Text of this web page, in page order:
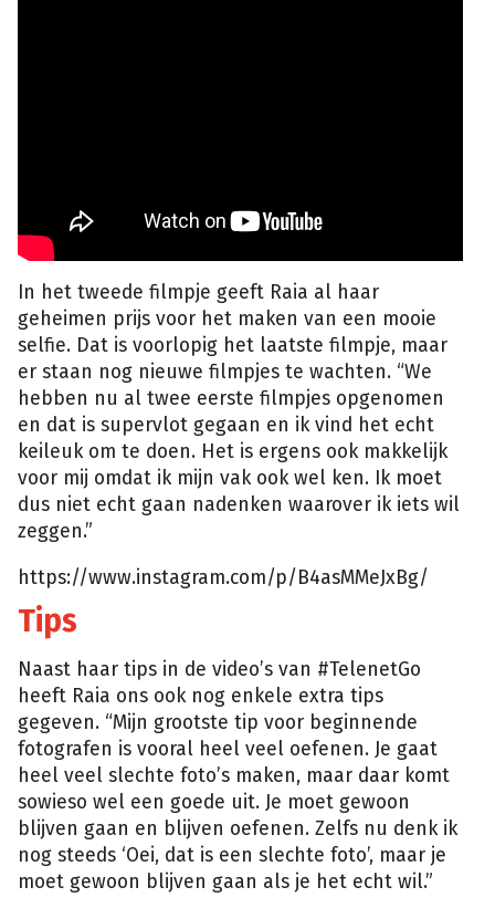
In het tweede filmpje geeft Raia al haar
geheimen prijs voor het maken van een mooie
selfie. Dat is voorlopig het laatste filmpje, maar
er staan nog nieuwe filmpjes te wachten. “We
hebben nu al twee eerste filmpjes opgenomen
en dat is supervlot gegaan en ik vind het echt
keileuk om te doen. Het is ergens ook makkelijk
voor mij omdat ik mijn vak ook wel ken. Ik moet
dus niet echt gaan nadenken waarover ik iets wil
zeggen.”
https://www.instagram.com/p/B4asMMeJxBg/
Tips
Naast haar tips in de video’s van #TelenetGo
heeft Raia ons ook nog enkele extra tips
gegeven. “Mijn grootste tip voor beginnende
fotografen is vooral heel veel oefenen. Je gaat
heel veel slechte foto’s maken, maar daar komt
sowieso wel een goede uit. Je moet gewoon
blijven gaan en blijven oefenen. Zelfs nu denk ik
nog steeds ‘Oei, dat is een slechte foto’, maar je
moet gewoon blijven gaan als je het echt wil.”